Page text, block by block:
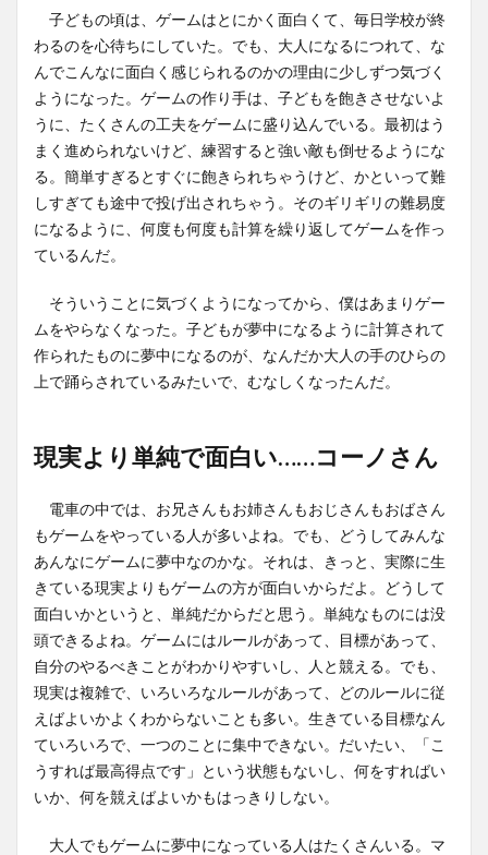
子どもの頃は、ゲームはとにかく面白くて、毎日学校が終
わるのを心待ちにしていた。でも、大人になるにつれて、な
んでこんなに面白く感じられるのかの理由に少しずつ気づく
ようになった。ゲームの作り手は、子どもを飽きさせないよ
うに、たくさんの工夫をゲームに盛り込んでいる。最初はう
まく進められないけど、練習すると強い敵も倒せるようにな
る。簡単すぎるとすぐに飽きられちゃうけど、かといって難
しすぎても途中で投げ出されちゃう。そのギリギリの難易度
になるように、何度も何度も計算を繰り返してゲームを作っ
ているんだ。
そういうことに気づくようになってから、僕はあまりゲー
ムをやらなくなった。子どもが夢中になるように計算されて
作られたものに夢中になるのが、なんだか大人の手のひらの
上で踊らされているみたいで、むなしくなったんだ。
現実より単純で面白い……コーノさん
電車の中では、お兄さんもお姉さんもおじさんもおばさん
もゲームをやっている人が多いよね。でも、どうしてみんな
あんなにゲームに夢中なのかな。それは、きっと、実際に生
きている現実よりもゲームの方が面白いからだよ。どうして
面白いかというと、単純だからだと思う。単純なものには没
頭できるよね。ゲームにはルールがあって、目標があって、
自分のやるべきことがわかりやすいし、人と競える。でも、
現実は複雑で、いろいろなルールがあって、どのルールに従
えばよいかよくわからないことも多い。生きている目標なん
ていろいろで、一つのことに集中できない。だいたい、「こ
うすれば最高得点です」という状態もないし、何をすればい
いか、何を競えばよいかもはっきりしない。
大人でもゲームに夢中になっている人はたくさんいる。マ